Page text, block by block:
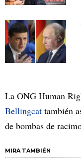
La ONG Human
Bellingcat también
de bombas de
MIRA TAMBIÉN